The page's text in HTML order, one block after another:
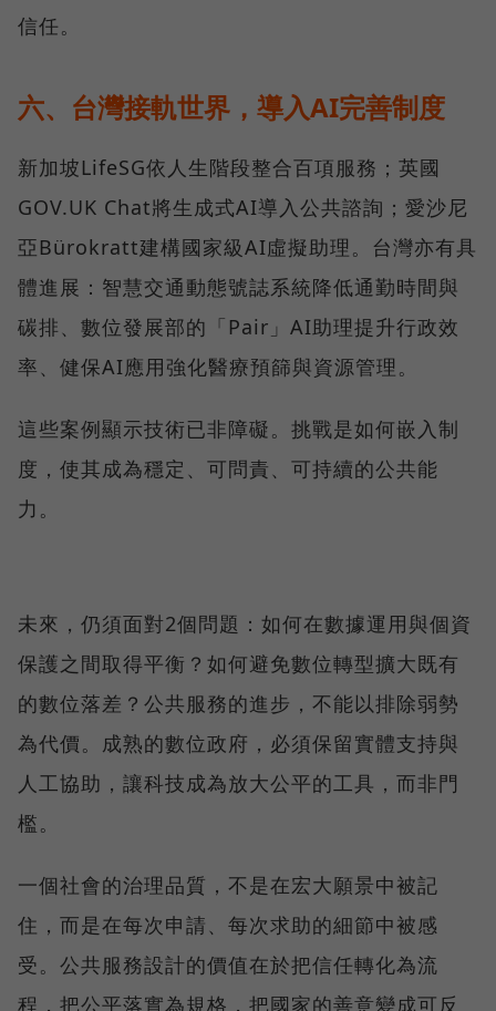
信任。
六、台灣接軌世界，導入AI完善制度
新加坡LifeSG依人生階段整合百項服務；英國
GOV.UK Chat將生成式AI導入公共諮詢；愛沙尼
亞Bürokratt建構國家級AI虛擬助理。台灣亦有具
體進展：智慧交通動態號誌系統降低通勤時間與
碳排、數位發展部的「Pair」AI助理提升行政效
率、健保AI應用強化醫療預篩與資源管理。
這些案例顯示技術已非障礙。挑戰是如何嵌入制
度，使其成為穩定、可問責、可持續的公共能
力。
未來，仍須面對2個問題：如何在數據運用與個資
保護之間取得平衡？如何避免數位轉型擴大既有
的數位落差？公共服務的進步，不能以排除弱勢
為代價。成熟的數位政府，必須保留實體支持與
人工協助，讓科技成為放大公平的工具，而非門
檻。
一個社會的治理品質，不是在宏大願景中被記
住，而是在每次申請、每次求助的細節中被感
受。公共服務設計的價值在於把信任轉化為流
程，把公平落實為規格，把國家的善意變成可反